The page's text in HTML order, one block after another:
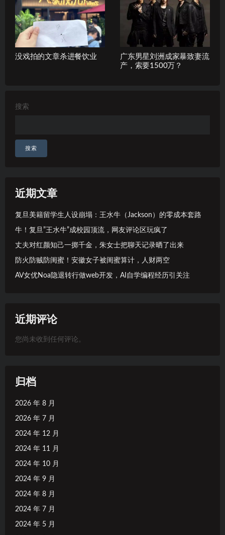
没戏拍的文章杀进餐饮业
广东男星刘洲成家暴致妻流
产，索要1500万？
搜索
搜索
近期文章
复旦美籍留学生人设崩塌：王水牛（Jackson）的零成本套路
牛！复旦”王水牛”成校园顶流，网友评论区玩疯了
丈夫对红颜知己一掷千金，朱女士把聊天记录晒了出来
防火防贼防闺蜜！安徽女子被闺蜜算计，人财两空
AV女优Noa隐退转行做web开发，AI自学编程经历引关注
近期评论
您尚未收到任何评论。
归档
2026 年 8 月
2026 年 7 月
2024 年 12 月
2024 年 11 月
2024 年 10 月
2024 年 9 月
2024 年 8 月
2024 年 7 月
2024 年 5 月